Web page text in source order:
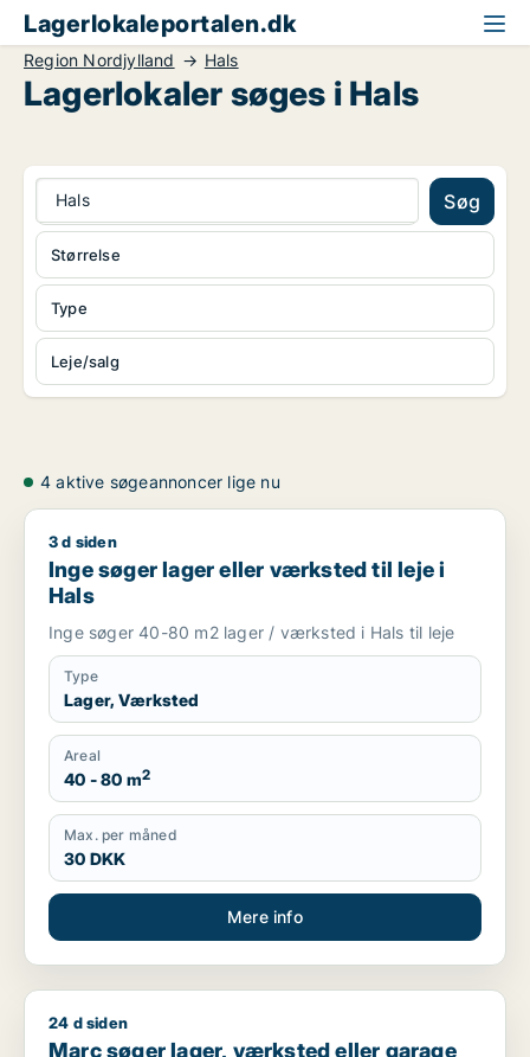
Lagerlokaleportalen.dk
Region Nordjylland Hals
Lagerlokaler søges i Hals
Hals Søg
Type
Leje/salg
Størrelse
4 aktive søgeannoncer lige nu
Inge søger lager eller værksted til leje i Hals
3 d siden
Inge søger lager eller værksted til leje i
Hals
Inge søger 40-80 m2 lager / værksted i Hals til leje
Type
Lager, Værksted
Areal
40 - 80 m2
Max. per måned
30 DKK
Mere info
Marc søger lager, værksted eller garage til leje i Aalborg
24 d siden
Marc søger lager, værksted eller garage